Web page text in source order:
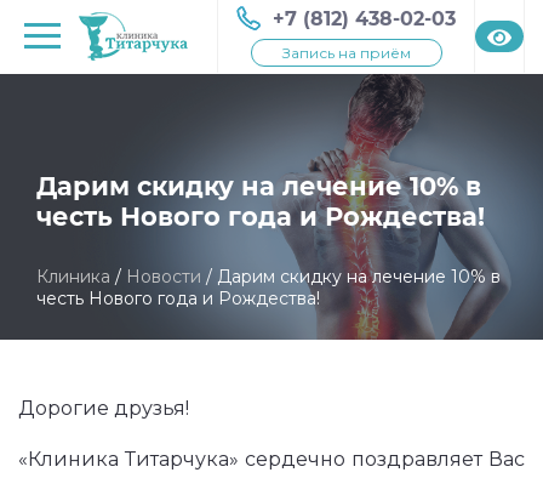
+7 (812) 438-02-03
Запись на приём
Дарим скидку на лечение 10% в
честь Нового года и Рождества!
Клиника / Новости / Дарим скидку на лечение 10% в
честь Нового года и Рождества!
Дорогие друзья!
«Клиника Титарчука» сердечно поздравляет Вас